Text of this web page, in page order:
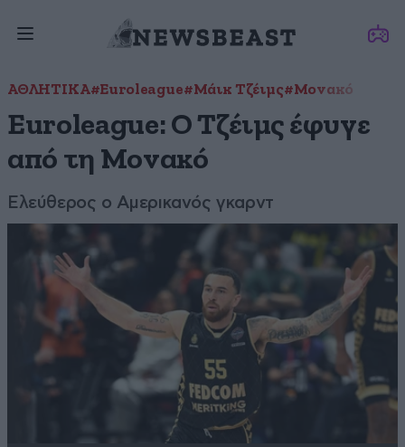
ΑΘΛΗΤΙΚΑ#Euroleague#Μάικ Τζέιμς#Μονακό
Euroleague: Ο Τζέιμς έφυγε
από τη Μονακό
Ελεύθερος ο Αμερικανός γκαρντ